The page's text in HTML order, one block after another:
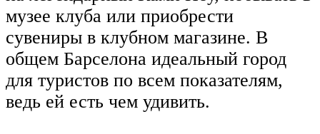
музее клуба или приобрести
сувениры в клубном магазине. В
общем Барселона идеальный город
для туристов по всем показателям,
ведь ей есть чем удивить.